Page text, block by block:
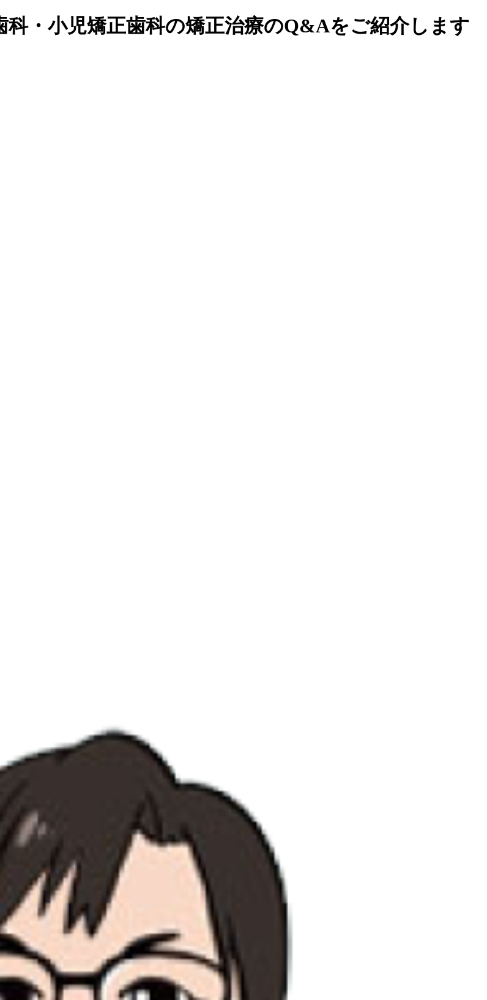
・小児矯正歯科の矯正治療のQ&Aをご紹介します